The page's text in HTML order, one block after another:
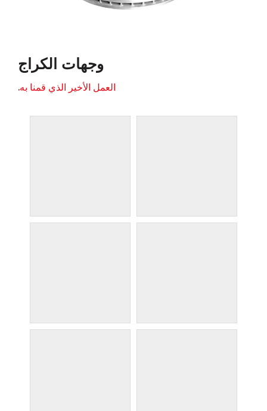
وجهات الكراج
العمل الأخير الذي قمنا به.